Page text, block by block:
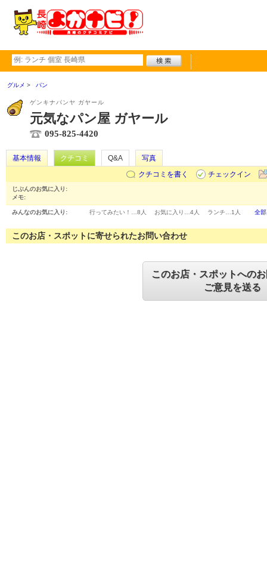
グルメ パン
ゲンキナパンヤ ガヤール
元気なパン屋 ガヤール
095-825-4420
基本情報 クチコミ Q&A
写真
クチコミを書く
チェックイン
じぶんのお気に入り:
メモ:
みんなのお気に入り: 行ってみたい！… 8人 お気に入り… 4人 ランチ… 1人 全
このお店・スポットに寄せられたお問い合わせ
このお店・スポットへの
ご意見を送る